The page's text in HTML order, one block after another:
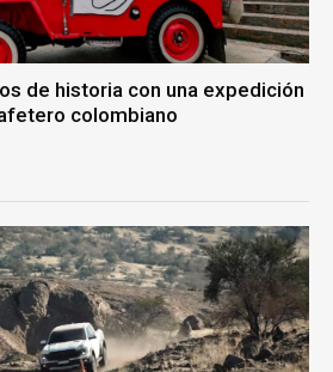
de historia con una expedición
colombiano